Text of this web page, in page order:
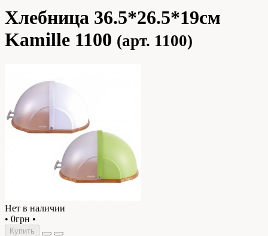
Хлебница 36.5*26.5*19см
Kamille 1100 (арт. 1100)
Нет в наличии
• 0грн •
Купить